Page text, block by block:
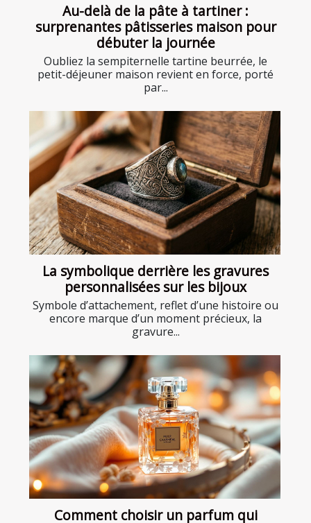
Au-delà de la pâte à tartiner :
surprenantes pâtisseries maison pour
débuter la journée
Oubliez la sempiternelle tartine beurrée, le
petit-déjeuner maison revient en force, porté
par...
La symbolique derrière les gravures
personnalisées sur les bijoux
Symbole d’attachement, reflet d’une histoire ou
encore marque d’un moment précieux, la
gravure...
Comment choisir un parfum qui